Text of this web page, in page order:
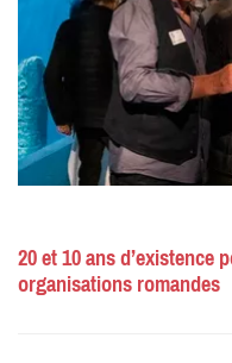
20 et 10 ans
organisations romandes